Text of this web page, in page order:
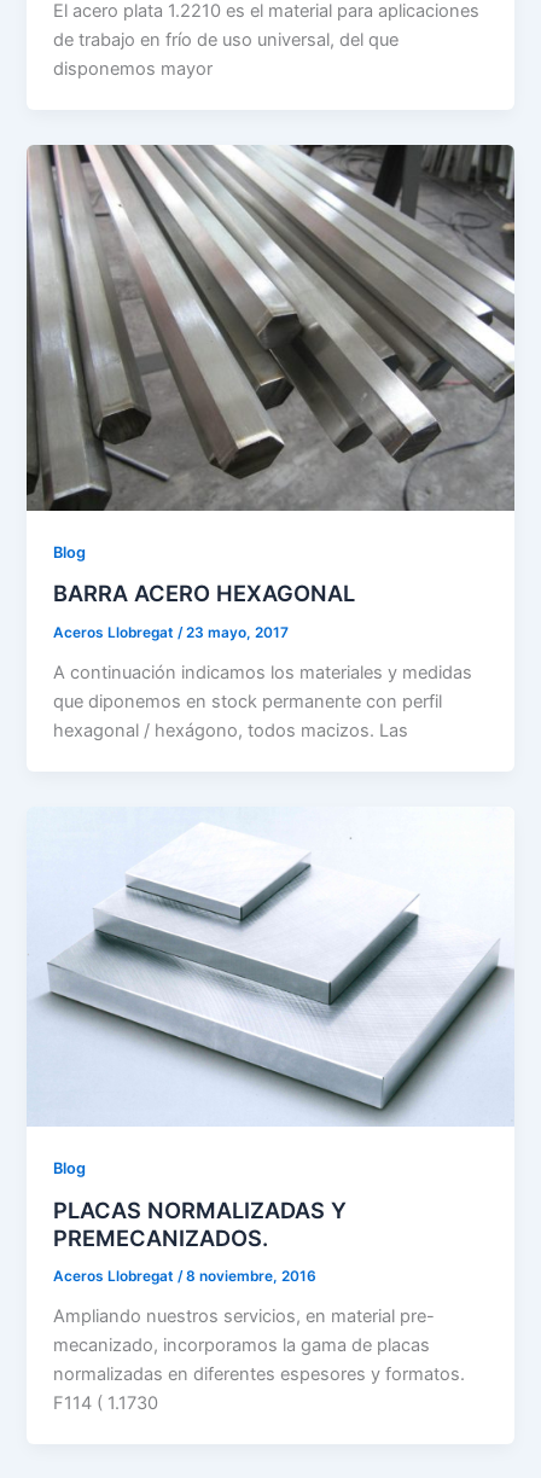
El acero plata 1.2210 es el material para aplicaciones
de trabajo en frío de uso universal, del que
disponemos mayor
Blog
BARRA ACERO HEXAGONAL
Aceros Llobregat/23 mayo, 2017
A continuación indicamos los materiales y medidas
que diponemos en stock permanente con perfil
hexagonal / hexágono, todos macizos. Las
Blog
PLACAS NORMALIZADAS Y
PREMECANIZADOS.
Aceros Llobregat/8 noviembre, 2016
Ampliando nuestros servicios, en material pre-
mecanizado, incorporamos la gama de placas
normalizadas en diferentes espesores y formatos.
F114 ( 1.1730